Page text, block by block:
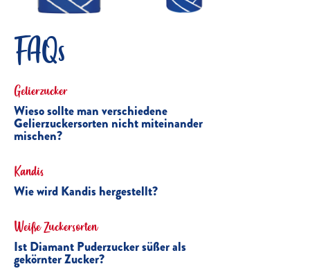
FAQs
Gelierzucker
Wieso sollte man verschiedene
Gelierzuckersorten nicht miteinander
mischen?
Kandis
Wie wird Kandis hergestellt?
Weiße Zuckersorten
Ist Diamant Puderzucker süßer als
gekörnter Zucker?